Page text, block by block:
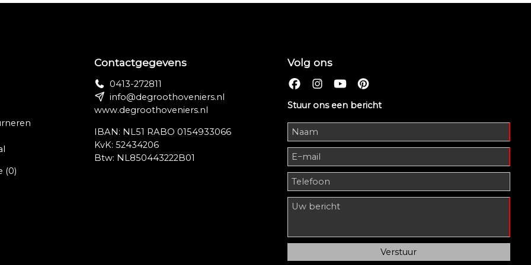
(0)
Contactgegevens
0413-272811
info@degroothoveniers.nl
www.degroothoveniers.nl
IBAN: NL51 RABO 0154933066
KvK: 52434206
Btw: NL850443222B01
Volg ons
Stuur ons een bericht